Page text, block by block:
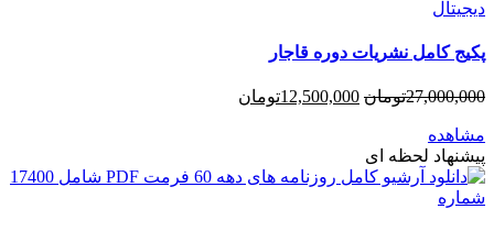
پکیج کامل نشریات دوره قاجار
27,000,000تومان 12,500,000تومان
مشاهده
پیشنهاد لحظه ای